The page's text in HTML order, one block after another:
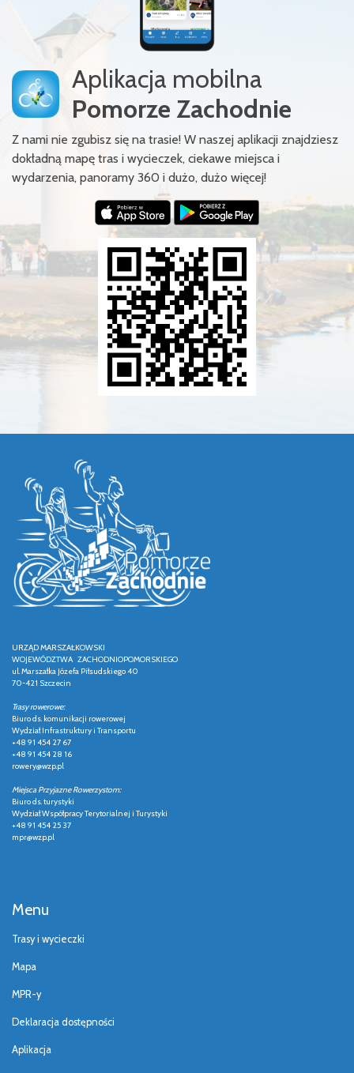
Aplikacja mobilna
Pomorze Zachodnie
Z nami nie zgubisz się na trasie! W naszej aplikacji znajdziesz
dokładną mapę tras i wycieczek, ciekawe miejsca i
wydarzenia, panoramy 360 i dużo, dużo więcej!
URZĄD MARSZAŁKOWSKI
WOJEWÓDZTWA ZACHODNIOPOMORSKIEGO
ul. Marszałka Józefa Piłsudskiego 40
70-421 Szczecin
Trasy rowerowe:
Biuro ds. komunikacji rowerowej
Wydział Infrastruktury i Transportu
+48 91 454 27 67
+48 91 454 28 16
rowery@wzp.pl
Miejsca Przyjazne Rowerzystom:
Biuro ds. turystyki
Wydział Współpracy Terytorialnej i Turystyki
+48 91 454 25 37
mpr@wzp.pl
Menu
Trasy i wycieczki
Mapa
MPR-y
Deklaracja dostępności
Aplikacja